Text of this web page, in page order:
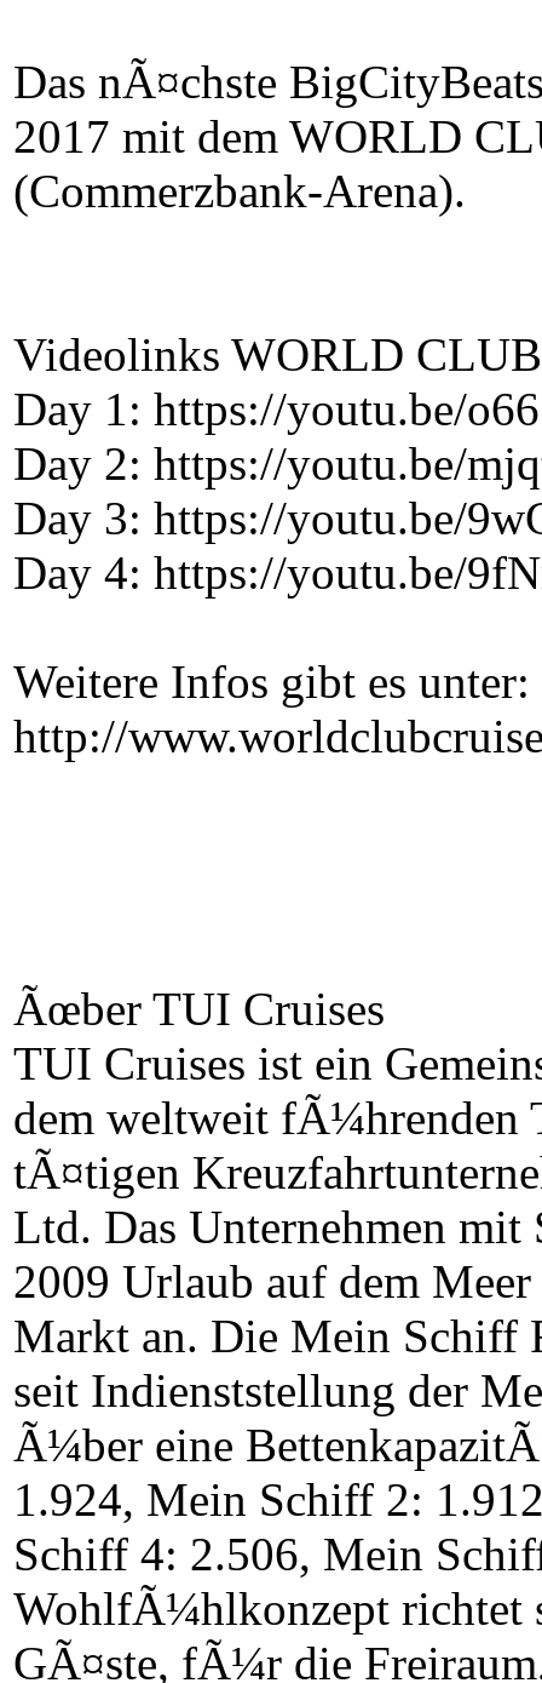
Das nÃ¤chste
2017 mit dem WORLD
(Commerzbank-Arena).
Videolinks WORLD
Day 1: https://youtu.be/
Day 2: https://youtu.be/
Day 3: https://youtu.be/
Day 4: https://youtu.be/
Weitere Infos gibt es unter:
http://
Ãœber TUI Cruises
TUI Cruises ist ein
dem weltweit fÃ¼hrenden
tÃ¤tigen
Ltd. Das Unternehmen
2009 Urlaub auf dem
Markt an. Die Mein Schiff
seit Indienststellung der
Ã¼ber eine
1.924, Mein Schiff 2:
Schiff 4: 2.506, Mein
WohlfÃ¼hlkonzept richtet
GÃ¤ste, fÃ¼r die